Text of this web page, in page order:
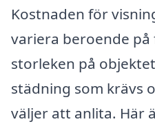
Kostnaden för
variera beroende
storleken på
städning som krävs
väljer att anlita. Här